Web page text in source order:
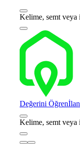
Kelime, semt veya
Değerini Öğren
Kelime, semt veya